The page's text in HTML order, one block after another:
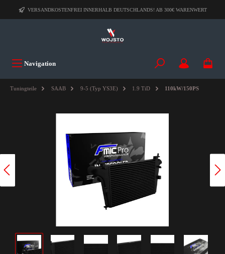
VERSANDKOSTENFREI INNERHALB DEUTSCHLANDS! AB 300€ WARENWERT
Navigation
Tuningteile SAAB 9-5 (Typ YS3E) 1.9 TiD 110kW/150PS